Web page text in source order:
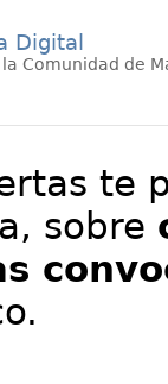
Digital
Comunidad de
te
sobre